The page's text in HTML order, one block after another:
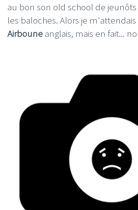
au bon son old school de
les baloches. Alors je
Airboune anglais, mais en fait...